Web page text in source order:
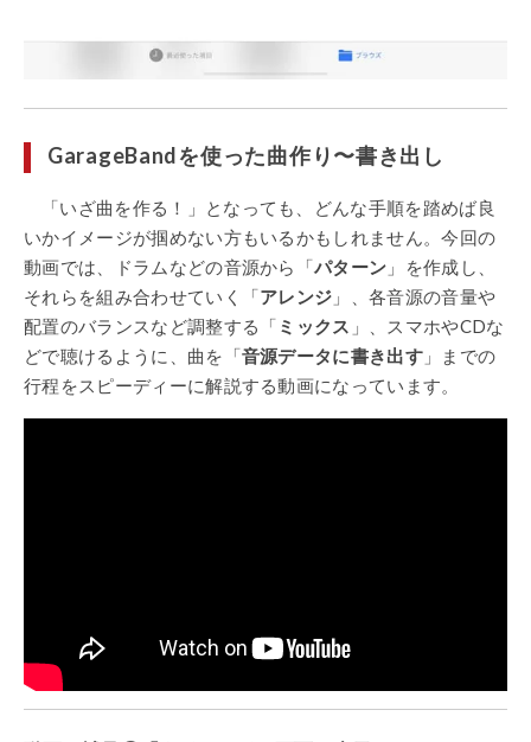
GarageBandを使った曲作り〜書き出し
「いざ曲を作る！」となっても、どんな手順を踏めば良
いかイメージが掴めない方もいるかもしれません。今回の
動画では、ドラムなどの音源から「パターン 」を作成し、
それらを組み合わせていく「アレンジ 」、各音源の音量や
配置のバランスなど調整する「 ミックス 」、スマホやCDな
どで聴けるように、曲を「音源データに書き出す 」までの
行程をスピーディーに解説する動画になっています。